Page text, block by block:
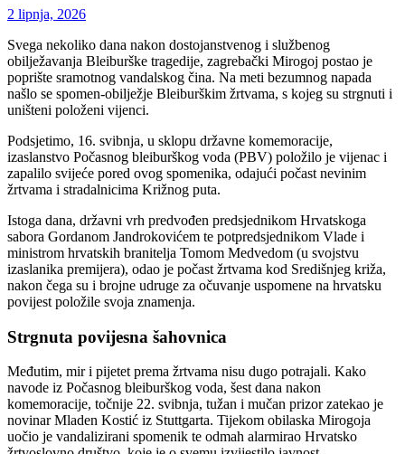
2 lipnja, 2026
Svega nekoliko dana nakon dostojanstvenog i službenog
obilježavanja Bleiburške tragedije, zagrebački Mirogoj postao je
poprište sramotnog vandalskog čina. Na meti bezumnog napada
našlo se spomen-obilježje Bleiburškim žrtvama, s kojeg su strgnuti i
uništeni položeni vijenci.
Podsjetimo, 16. svibnja, u sklopu državne komemoracije,
izaslanstvo Počasnog bleiburškog voda (PBV) položilo je vijenac i
zapalilo svijeće pored ovog spomenika, odajući počast nevinim
žrtvama i stradalnicima Križnog puta.
Istoga dana, državni vrh predvođen predsjednikom Hrvatskoga
sabora Gordanom Jandrokovićem te potpredsjednikom Vlade i
ministrom hrvatskih branitelja Tomom Medvedom (u svojstvu
izaslanika premijera), odao je počast žrtvama kod Središnjeg križa,
nakon čega su i brojne udruge za očuvanje uspomene na hrvatsku
povijest položile svoja znamenja.
Strgnuta povijesna šahovnica
Međutim, mir i pijetet prema žrtvama nisu dugo potrajali. Kako
navode iz Počasnog bleiburškog voda, šest dana nakon
komemoracije, točnije 22. svibnja, tužan i mučan prizor zatekao je
novinar Mladen Kostić iz Stuttgarta. Tijekom obilaska Mirogoja
uočio je vandalizirani spomenik te odmah alarmirao Hrvatsko